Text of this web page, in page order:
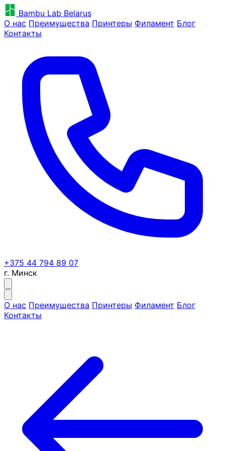
Bambu Lab Belarus
О нас Преимущества Принтеры Филамент Блог
Контакты
+375 44 794 89 07
г. Минск
О нас Преимущества Принтеры Филамент Блог
Контакты